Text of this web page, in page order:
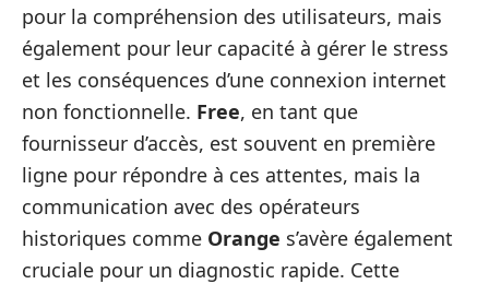
pour la compréhension des utilisateurs, mais
également pour leur capacité à gérer le stress
et les conséquences d’une connexion internet
non fonctionnelle. Free, en tant que
fournisseur d’accès, est souvent en première
ligne pour répondre à ces attentes, mais la
communication avec des opérateurs
historiques comme Orange s’avère également
cruciale pour un diagnostic rapide. Cette